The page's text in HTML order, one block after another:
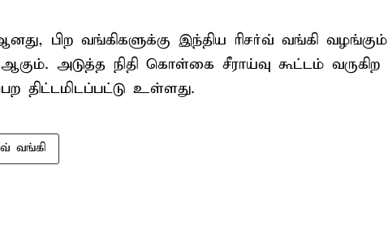
பிற வங்கிகளுக்கு இந்திய ரிசர்வ் வங்கி வழங்கும்
அடுத்த நிதி கொள்கை சீராய்வு கூட்டம் வருகிற
உள்ளது.
வங்கி